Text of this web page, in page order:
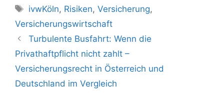
Schlagwörter
ivwKöln, Risiken,Versicherung,
Versicherungswirtschaft
Turbulente Busfahrt: Wenn die
Privathaftpflicht nicht zahlt –
Versicherungsrecht in Österreich und
Deutschland im Vergleich